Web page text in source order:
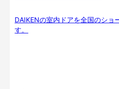
DAIKENの室内ドアを全国のショ
す。